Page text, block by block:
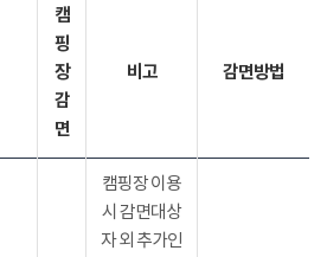
캠
핑
장
감
면
비고 감면방법
캠핑장 이용
시 감면대상
자 외 추가인